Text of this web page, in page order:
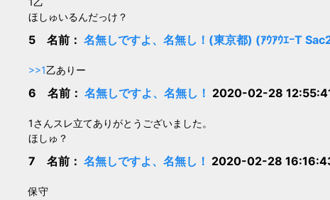
ほしゅいるんだっけ？
5 名前： 名無しですよ、名無し！(東京都) (ｱｳｱｳｴｰT
>>1乙ありー
6 名前： 名無しですよ、名無し！ 2020-02-28
1さんスレ立てありがとうございました。
ほしゅ？
7 名前： 名無しですよ、名無し！ 2020-02-28
保守